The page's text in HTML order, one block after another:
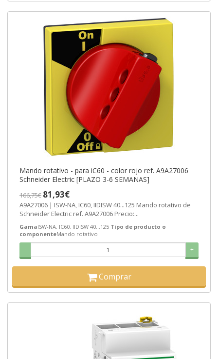
Mando rotativo - para iC60 - color rojo ref. A9A27006
Schneider Electric [PLAZO 3-6 SEMANAS]
166,75€ 81,93€
A9A27006 | ISW-NA, IC60, IIDISW 40...125 Mando rotativo de
Schneider Electric ref. A9A27006 Precio:...
GamaISW-NA, IC60, IIDISW 40...125 Tipo de producto o
componenteMando rotativo
- +
Comprar